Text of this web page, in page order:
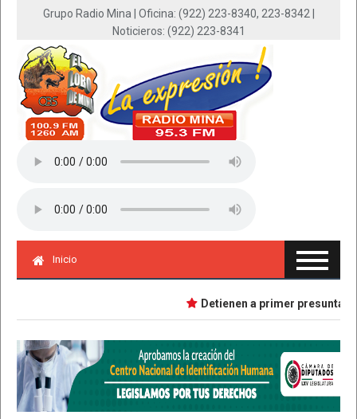
Grupo Radio Mina | Oficina: (922) 223-8340, 223-8342 |
Noticieros: (922) 223-8341
Inicio
Detienen a primer presunta